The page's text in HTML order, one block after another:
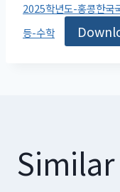
2025학년도-홍콩한국
등-수학
Similar